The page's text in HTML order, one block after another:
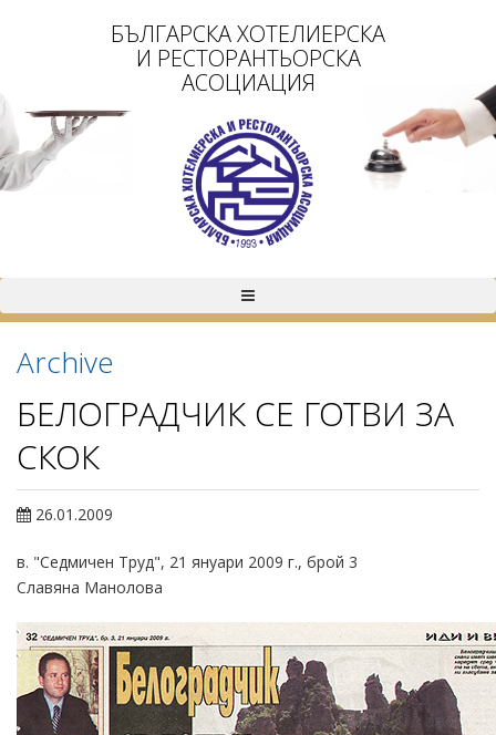
БЪЛГАРСКА ХОТЕЛИЕРСКА
И РЕСТОРАНТЬОРСКА
АСОЦИАЦИЯ
Archive
БЕЛОГРАДЧИК СЕ ГОТВИ ЗА
СКОК
26.01.2009
в. "Седмичен Труд", 21 януари 2009 г., брой 3
Славяна Манолова